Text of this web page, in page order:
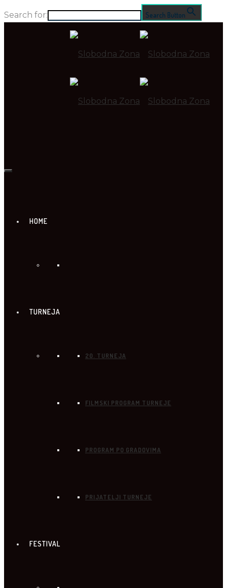
Search for: Search Button
HOME
TURNEJA
20. TURNEJA
FILMSKI PROGRAM TURNEJE
PROGRAM PO GRADOVIMA
PRIJATELJI TURNEJE
FESTIVAL